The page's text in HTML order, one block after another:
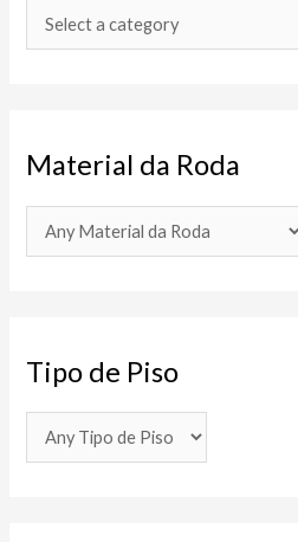
Material da Roda
Tipo de Piso